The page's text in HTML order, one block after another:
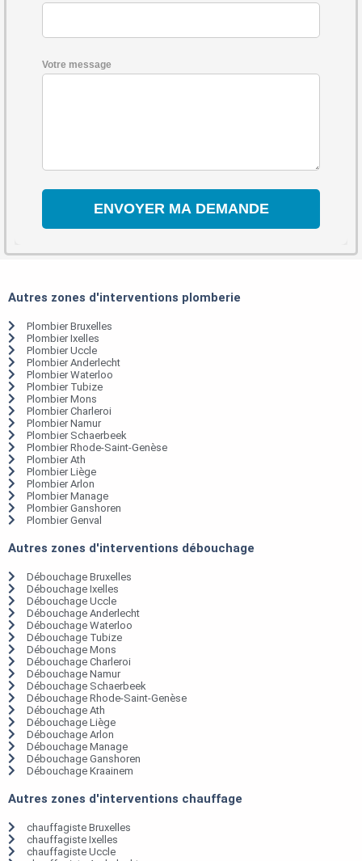
Votre message
Autres zones d'interventions plomberie
Plombier Bruxelles
Plombier Ixelles
Plombier Uccle
Plombier Anderlecht
Plombier Waterloo
Plombier Tubize
Plombier Mons
Plombier Charleroi
Plombier Namur
Plombier Schaerbeek
Plombier Rhode-Saint-Genèse
Plombier Ath
Plombier Liège
Plombier Arlon
Plombier Manage
Plombier Ganshoren
Plombier Genval
Autres zones d'interventions débouchage
Débouchage Bruxelles
Débouchage Ixelles
Débouchage Uccle
Débouchage Anderlecht
Débouchage Waterloo
Débouchage Tubize
Débouchage Mons
Débouchage Charleroi
Débouchage Namur
Débouchage Schaerbeek
Débouchage Rhode-Saint-Genèse
Débouchage Ath
Débouchage Liège
Débouchage Arlon
Débouchage Manage
Débouchage Ganshoren
Débouchage Kraainem
Autres zones d'interventions chauffage
chauffagiste Bruxelles
chauffagiste Ixelles
chauffagiste Uccle